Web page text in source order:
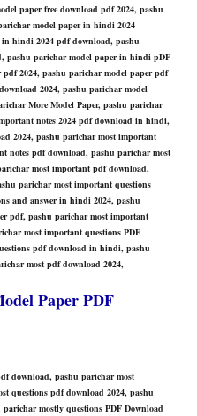
paper free download pdf 2024, pashu
model paper in hindi 2024
hindi 2024 pdf download, pashu
pashu parichar model paper in hindi pDF
2024, pashu parichar model paper pdf
2024, pashu parichar model
More Model Paper, pashu parichar
notes 2024 pdf download in hindi,
2024, pashu parichar most important
notes pdf download, pashu parichar most
most important pdf download,
parichar most important questions
and answer in hindi 2024, pashu
pdf, pashu parichar most important
most important questions PDF
pdf download in hindi, pashu
most pdf download 2024,
Paper PDF
download, pashu parichar most
questions pdf download 2024, pashu
mostly questions PDF Download